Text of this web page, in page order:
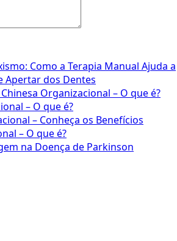
Como a Terapia Manual Ajuda a
Apertar dos Dentes
Organizacional – O que é?
– O que é?
– Conheça os Benefícios
– O que é?
na Doença de Parkinson